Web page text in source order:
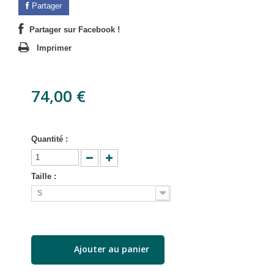
Partager
Partager sur Facebook !
Imprimer
74,00 €
Quantité :
Taille :
S
Ajouter au panier